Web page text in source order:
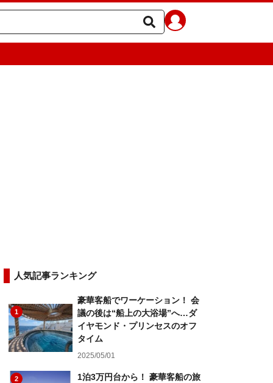
人気記事ランキング
1
豪華客船でワーケーション！ 会
議の後は“船上の大浴場”へ…ダ
イヤモンド・プリンセスのオフ
タイム
2025/05/01
2
1泊3万円台から！ 豪華客船の旅